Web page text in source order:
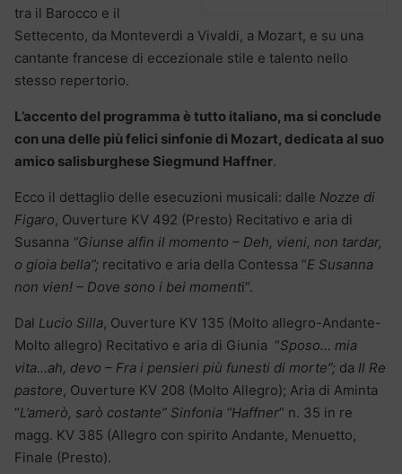
tra il Barocco e il
Settecento, da Monteverdi a Vivaldi, a Mozart, e su una
cantante francese di eccezionale stile e talento nello
stesso repertorio.
L’accento del programma è tutto italiano, ma si conclude
con una delle più felici sinfonie di Mozart, dedicata al suo
amico salisburghese Siegmund Haffner.
Ecco il dettaglio delle esecuzioni musicali: dalle Nozze di
Figaro, Ouverture KV 492 (Presto) Recitativo e aria di
Susanna “Giunse alfin il momento – Deh, vieni, non tardar,
o gioia bella”; recitativo e aria della Contessa “E Susanna
non vien! – Dove sono i bei momenti”.
Dal Lucio Silla, Ouverture KV 135 (Molto allegro-Andante-
Molto allegro) Recitativo e aria di Giunia “Sposo… mia
vita…ah, devo – Fra i pensieri più funesti di morte”; da Il Re
pastore, Ouverture KV 208 (Molto Allegro); Aria di Aminta
“L’amerò, sarò costante” Sinfonia “Haffner” n. 35 in re
magg. KV 385 (Allegro con spirito Andante, Menuetto,
Finale (Presto).